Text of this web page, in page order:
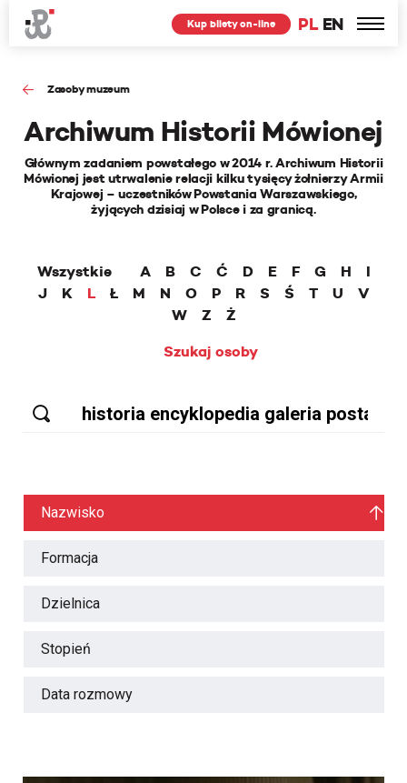
PL EN
Kup bilety on-line
Zasoby muzeum
Archiwum Historii Mówionej
Głównym zadaniem powstałego w 2014 r. Archiwum Historii
Mówionej jest utrwalenie relacji kilku tysięcy żołnierzy Armii
Krajowej – uczestników Powstania Warszawskiego,
żyjących dzisiaj w Polsce i za granicą.
Wszystkie A B C Ć D E F G H
I
J
K L Ł M N O P R S Ś T U
V
W
Z
Ż
Szukaj osoby
Nazwisko
Formacja
Dzielnica
Stopień
Data rozmowy